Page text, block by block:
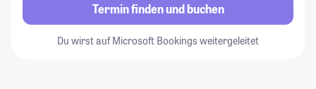
Termin finden und buchen
Du wirst auf Microsoft Bookings weitergeleitet